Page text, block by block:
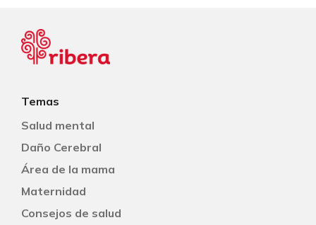
Temas
Salud mental
Daño Cerebral
Área de la mama
Maternidad
Consejos de salud